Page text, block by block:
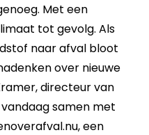
Met een
tot gevolg. Als
naar afval bloot
over nieuwe
directeur van
samen met
een